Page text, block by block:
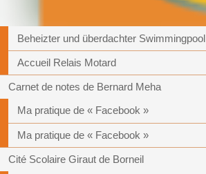
Beheizter und überdachter Swimmingpool
Accueil Relais Motard
Carnet de notes de Bernard Meha
Ma pratique de « Facebook »
Ma pratique de « Facebook »
Cité Scolaire Giraut de Borneil